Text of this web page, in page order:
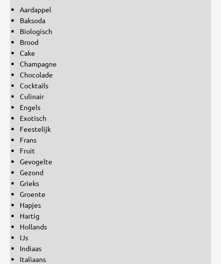
Aardappel
Baksoda
Biologisch
Brood
Cake
Champagne
Chocolade
Cocktails
Culinair
Engels
Exotisch
Feestelijk
Frans
Fruit
Gevogelte
Gezond
Grieks
Groente
Hapjes
Hartig
Hollands
IJs
Indiaas
Italiaans